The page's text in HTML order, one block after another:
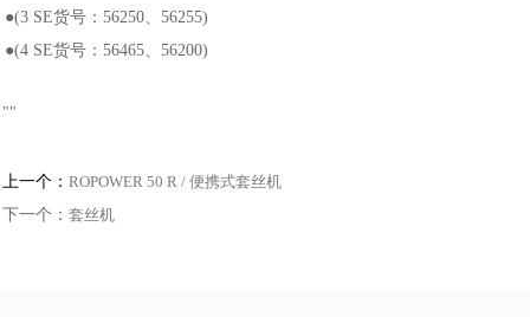
●(3 SE货号：56250、56255)
●(4 SE货号：56465、56200)
""
上一个： ROPOWER 50 R / 便携式套丝机
下一个： 套丝机